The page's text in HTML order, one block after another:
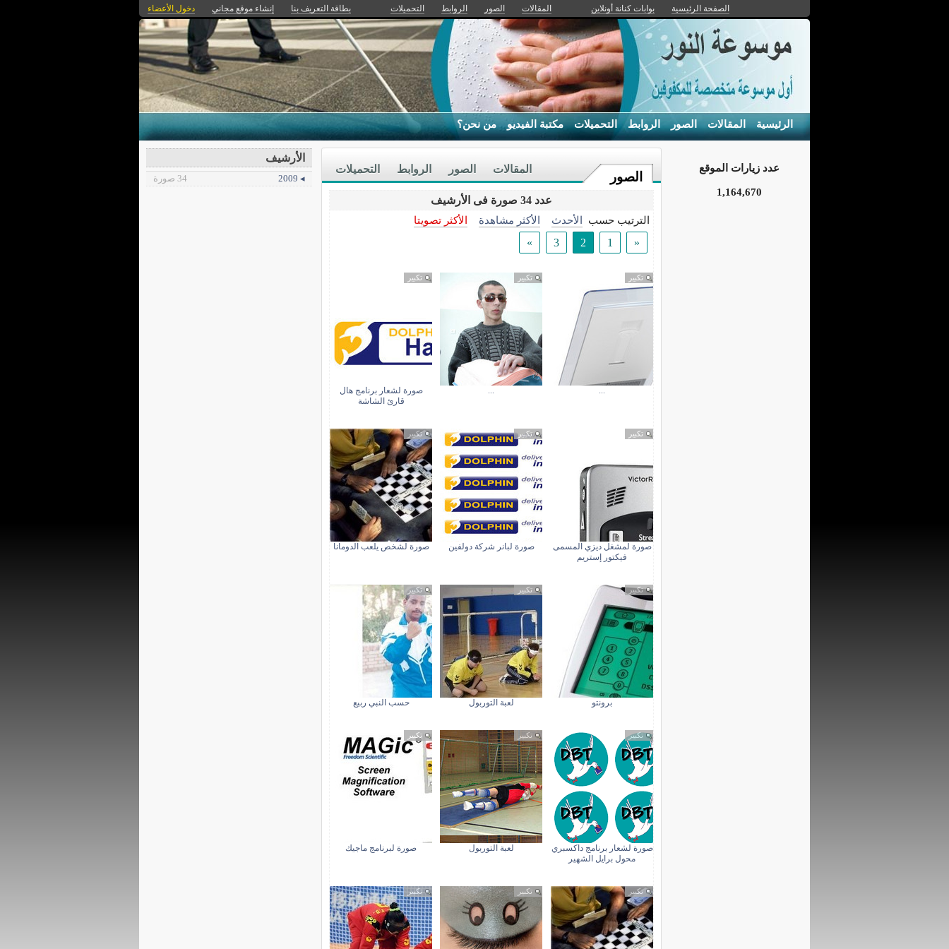
الصفحة الرئيسية بوابات كنانة أونلاين المقالات الصور الروابط التحميلات بطاقة التعريف بنا إنشاء موقع مجاني دخول الأعضاء
الرئيسية المقالات الصور الروابط التحميلات مكتبة الفيديو من نحن؟
الصور
التحميلات الروابط الصور المقالات
عدد 34 صورة فى الأرشيف
الترتيب حسب الأحدث الأكثر مشاهدة
الأكثر تصويتا
«
1
2
3
»
تكبير
...
تكبير
...
تكبير
صورة لشعار برنامج هال
قارئ الشاشة
تكبير
صورة لمشغل ديزي المسمى
فيكتور إستريم
تكبير
صورة لبانر شركة دولفين
تكبير
صورة لشخص يلعب الدومانا
تكبير
برونتو
تكبير
لعبة التوربول
تكبير
حسب النبي ربيع
تكبير
صورة لشعار برنامج داكسبري
محول برايل الشهير
تكبير
لعبة التوربول
تكبير
صورة لبرنامج ماجيك
تكبير تكبير تكبير
عدد زيارات الموقع
1,164,670
الأرشيف
◂ 2009 34 صورة